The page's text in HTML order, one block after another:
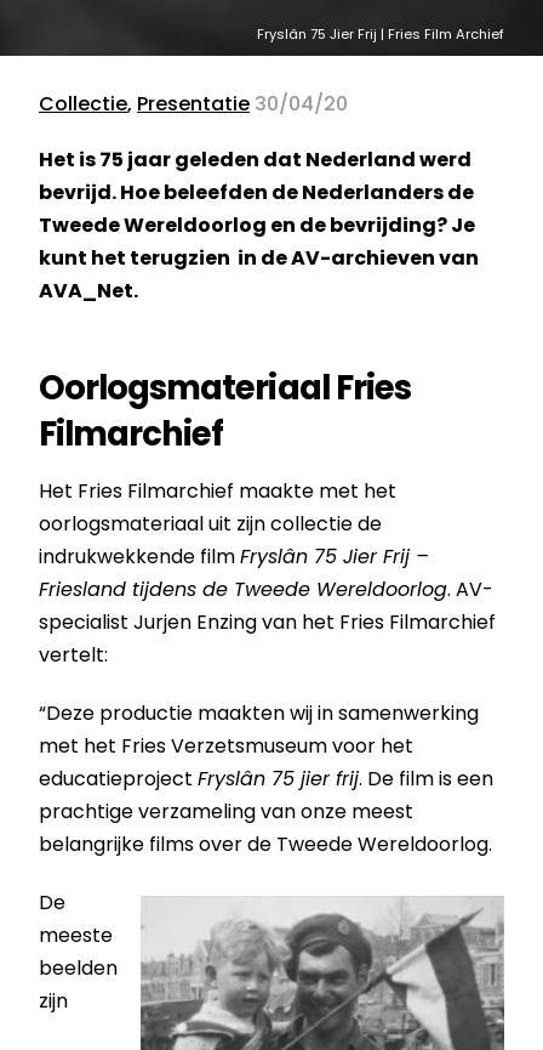
Fryslân 75 Jier Frij | Fries Film Archief
Collectie, Presentatie 30/04/20
Het is 75 jaar geleden dat Nederland werd
bevrijd. Hoe beleefden de Nederlanders de
Tweede Wereldoorlog en de bevrijding? Je
kunt het terugzien in de AV-archieven van
AVA_Net.
Oorlogsmateriaal Fries
Filmarchief
Het Fries Filmarchief maakte met het
oorlogsmateriaal uit zijn collectie de
indrukwekkende filmFryslân 75 Jier Frij –
Friesland tijdens de Tweede Wereldoorlog. AV-
specialist Jurjen Enzing van het Fries Filmarchief
vertelt:
“Deze productie maakten wij in samenwerking
met het Fries Verzetsmuseum voor het
educatieproject Fryslân 75 jier frij. De film is een
prachtige verzameling van onze meest
belangrijke films over de Tweede Wereldoorlog.
De
meeste
beelden
zijn